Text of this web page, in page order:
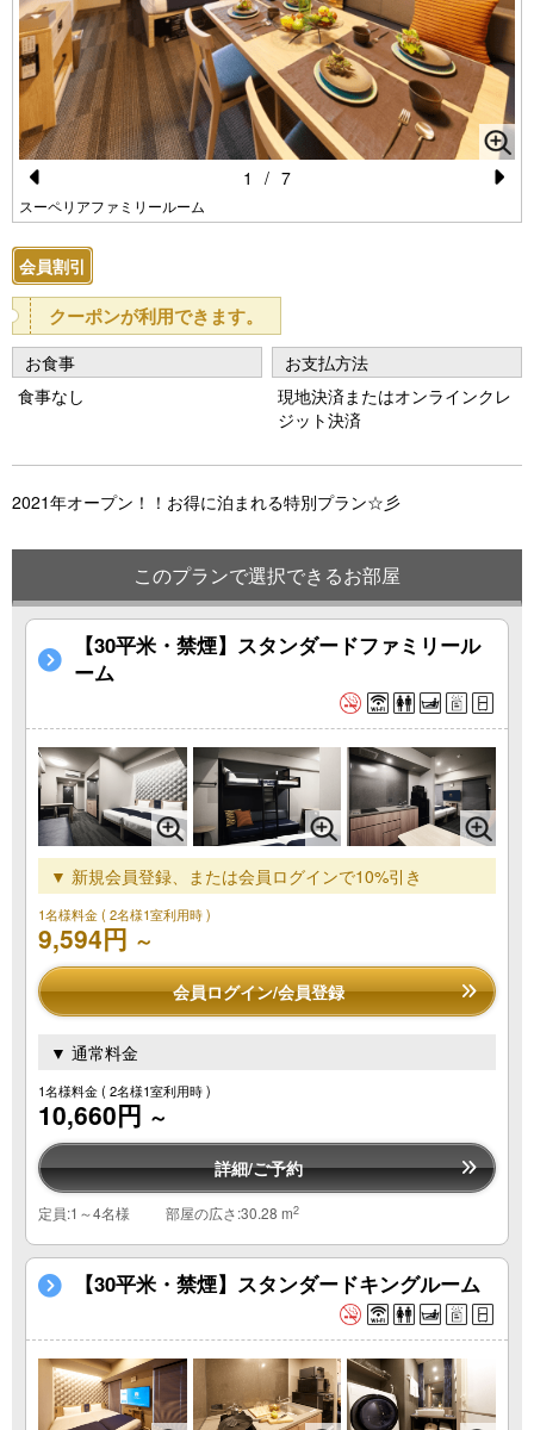
Pr
e
vi
u
s
スーペリアファミリールーム
1 / 7
会員割引
クーポンが利用できます。
お食事
食事なし
お支払方法
現地決済またはオンラインクレ
ジット決済
2021年オープン！！お得に泊まれる特別プラン☆彡
このプランで選択できるお部屋
【30平米・禁煙】スタンダードファミリール
ーム
▼ 新規会員登録、または会員ログインで10%引き
1名様料金( 2名様1室利用時 )
9,594円 ～
会員ログイン/会員登録
▼ 通常料金
1名様料金( 2名様1室利用時 )
10,660円 ～
詳細/ご予約
定員:1～4名様 部屋の広さ:30.28 m2
【30平米・禁煙】スタンダードキングルーム